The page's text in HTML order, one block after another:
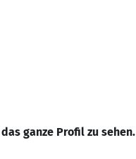
ganze Profil zu sehen.